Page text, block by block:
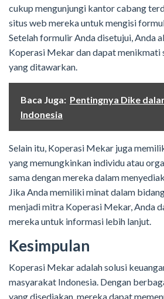
cukup mengunjungi kantor cabang
situs web mereka untuk mengisi
Setelah formulir Anda disetujui, Anda
Koperasi Mekar dan dapat menikmati
yang ditawarkan.
Baca Juga: Pentingnya Dike
Indonesia
Selain itu, Koperasi Mekar juga
yang memungkinkan individu atau
sama dengan mereka dalam
Jika Anda memiliki minat dalam
menjadi mitra Koperasi Mekar, Anda
mereka untuk informasi lebih lanjut.
Kesimpulan
Koperasi Mekar adalah solusi
masyarakat Indonesia. Dengan
yang disediakan, mereka dapat